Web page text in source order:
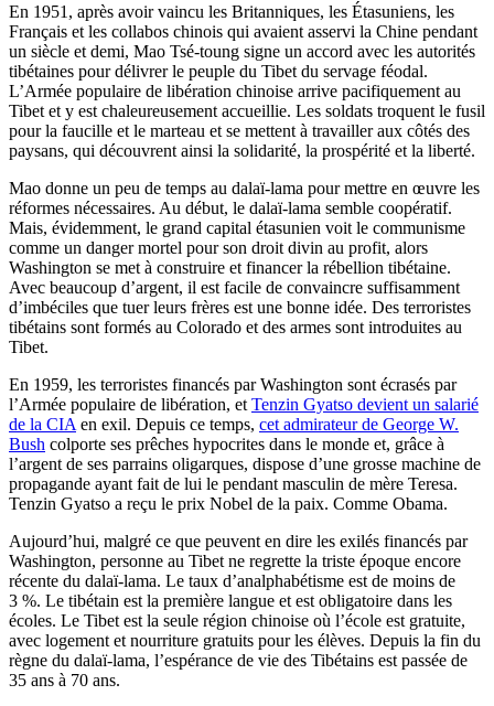
En 1951, après avoir vaincu les Britanniques, les Étasuniens, les
Français et les collabos chinois qui avaient asservi la Chine pendant
un siècle et demi, Mao Tsé-toung signe un accord avec les autorités
tibétaines pour délivrer le peuple du Tibet du servage féodal.
L’Armée populaire de libération chinoise arrive pacifiquement au
Tibet et y est chaleureusement accueillie. Les soldats troquent le fusil
pour la faucille et le marteau et se mettent à travailler aux côtés des
paysans, qui découvrent ainsi la solidarité, la prospérité et la liberté.
Mao donne un peu de temps au dalaï-lama pour mettre en œuvre les
réformes nécessaires. Au début, le dalaï-lama semble coopératif.
Mais, évidemment, le grand capital étasunien voit le communisme
comme un danger mortel pour son droit divin au profit, alors
Washington se met à construire et financer la rébellion tibétaine.
Avec beaucoup d’argent, il est facile de convaincre suffisamment
d’imbéciles que tuer leurs frères est une bonne idée. Des terroristes
tibétains sont formés au Colorado et des armes sont introduites au
Tibet.
En 1959, les terroristes financés par Washington sont écrasés par
l’Armée populaire de libération, et Tenzin Gyatso devient un salarié
de la CIA en exil. Depuis ce temps, cet admirateur de George W.
Bush colporte ses prêches hypocrites dans le monde et, grâce à
l’argent de ses parrains oligarques, dispose d’une grosse machine de
propagande ayant fait de lui le pendant masculin de mère Teresa.
Tenzin Gyatso a reçu le prix Nobel de la paix. Comme Obama.
Aujourd’hui, malgré ce que peuvent en dire les exilés financés par
Washington, personne au Tibet ne regrette la triste époque encore
récente du dalaï-lama. Le taux d’analphabétisme est de moins de
3 %. Le tibétain est la première langue et est obligatoire dans les
écoles. Le Tibet est la seule région chinoise où l’école est gratuite,
avec logement et nourriture gratuits pour les élèves. Depuis la fin du
règne du dalaï-lama, l’espérance de vie des Tibétains est passée de
35 ans à 70 ans.